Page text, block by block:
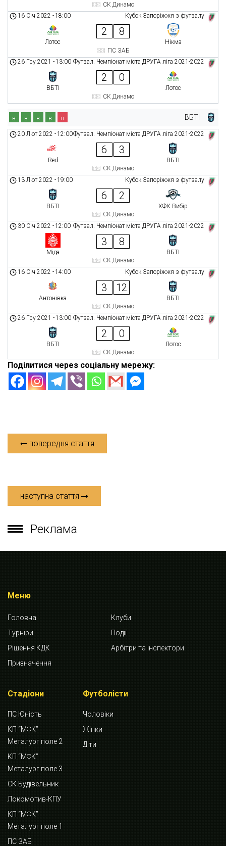
СК Динамо
Кубок Запоріжжя з футзалу
16 Січ 2022 -18:00
Лотос
2 8
Нікма
ПС ЗАБ
Футзал. Чемпіонат міста ДРУГА ліга 2021-2022
26 Гру 2021 -13:00
ВБТІ
2 0
Лотос
СК Динамо
ВБТІ
в в в в п
Футзал. Чемпіонат міста ДРУГА ліга 2021-2022
20 Лют 2022 -12:00
Red
6 3
ВБТІ
СК Динамо
Кубок Запоріжжя з футзалу
13 Лют 2022 -19:00
ВБТІ
6 2
ХФК Вибір
СК Динамо
Футзал. Чемпіонат міста ДРУГА ліга 2021-2022
30 Січ 2022 -12:00
Міда
3 8
ВБТІ
СК Динамо
Кубок Запоріжжя з футзалу
16 Січ 2022 -14:00
Антонівка
3 12
ВБТІ
СК Динамо
Футзал. Чемпіонат міста ДРУГА ліга 2021-2022
26 Гру 2021 -13:00
ВБТІ
2 0
Лотос
СК Динамо
Поділитися через соціальну мережу:
попередня стаття
наступна стаття
Реклама
Меню
Головна
Клуби
Турніри
Події
Рішення КДК
Арбітри та інспектори
Призначення
Стадіони
ПС Юність
КП “МФК”
Металург поле 2
КП “МФК”
Металург поле 3
СК Будівельник
Локомотив-КПУ
КП “МФК”
Металург поле 1
ПС ЗАБ
Футболісти
Чоловіки
Жінки
Діти